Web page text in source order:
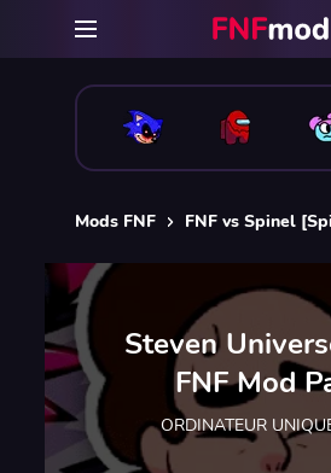
Mods FNF FNF vs Spinel
Steven
FNF Mod
ORDINATEUR